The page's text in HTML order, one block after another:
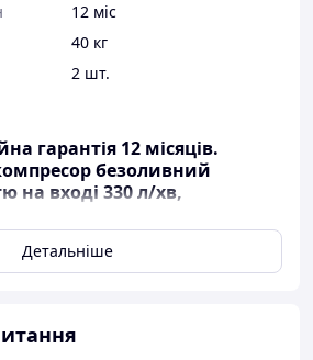
12 міс
40 кг
2 шт.
гарантія 12 місяців.
безоливний
на вході 330 л/хв,
шуму 70 db (A), 2 фільтри.
Детальніше